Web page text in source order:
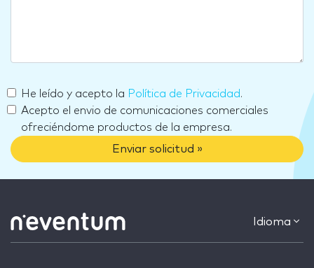
He leído y acepto la Política de Privacidad.
Acepto el envio de comunicaciones comerciales
ofreciéndome productos de la empresa.
Enviar solicitud »
Idioma